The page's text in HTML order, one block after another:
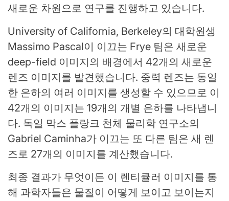
새로운 차원으로 연구를 진행하고 있습니다.
University of California, Berkeley의 대학원생
Massimo Pascal이 이끄는 Frye 팀은 새로운
deep-field 이미지의 배경에서 42개의 새로운
렌즈 이미지를 발견했습니다. 중력 렌즈는 동일
한 은하의 여러 이미지를 생성할 수 있으므로 이
42개의 이미지는 19개의 개별 은하를 나타냅니
다. 독일 막스 플랑크 천체 물리학 연구소의
Gabriel Caminha가 이끄는 또 다른 팀은 새 렌
즈로 27개의 이미지를 계산했습니다.
최종 결과가 무엇이든 이 렌티큘러 이미지를 통
해 과학자들은 물질이 어떻게 보이고 보이는지